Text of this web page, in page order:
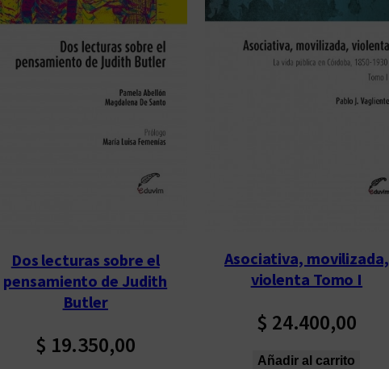
Dos lecturas sobre el
pensamiento de Judith
Butler
$ 19.350,00
Asociativa, movilizada,
violenta Tomo I
$ 24.400,00
Añadir al carrito